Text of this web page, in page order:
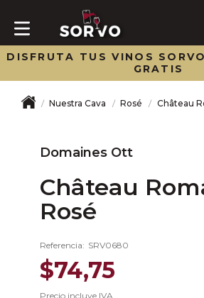
DISFRUTA TUS VINOS
GRATIS
Nuestra Cava Rosé Château
Domaines Ott
Château
Rosé
Referencia: SRV0680
$74,75
Precio incluye IVA